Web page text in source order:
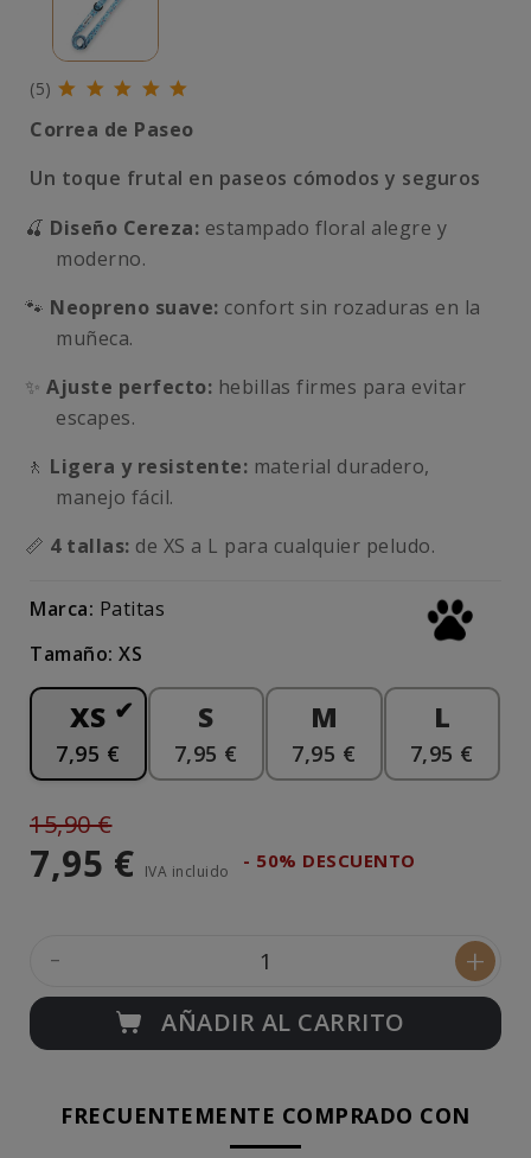
(5)
Correa de Paseo
Un toque frutal en paseos cómodos y seguros
🍒 Diseño Cereza: estampado floral alegre y
moderno.
🐾 Neopreno suave: confort sin rozaduras en la
muñeca.
✨ Ajuste perfecto: hebillas firmes para evitar
escapes.
🚶 Ligera y resistente: material duradero,
manejo fácil.
📏 4 tallas: de XS a L para cualquier peludo.
Marca: Patitas
Tamaño: XS
XS
7,95 €
S
7,95 €
M
7,95 €
L
7,95 €
15,90 €
7,95 € IVA incluido - 50% DESCUENTO
- +
AÑADIR AL CARRITO
FRECUENTEMENTE COMPRADO CON